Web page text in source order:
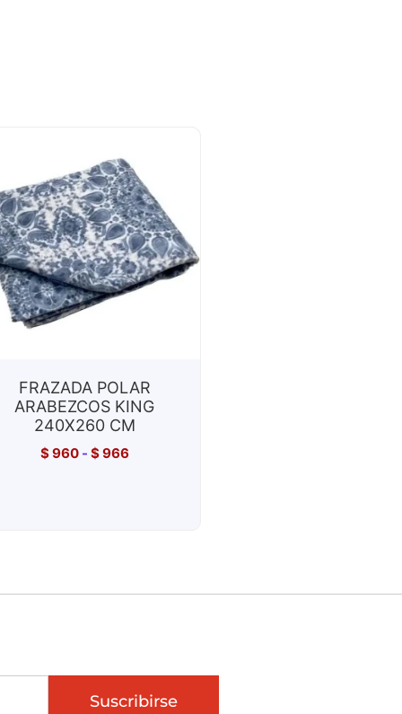
FRAZADA POLAR
ARABEZCOS KING
240X260 CM
$960 - $966
Suscribirse